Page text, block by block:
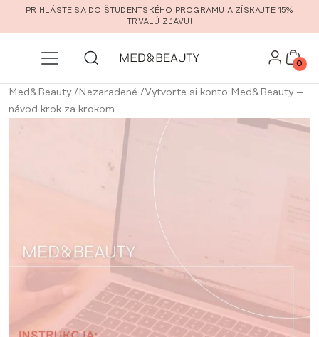
Prejsť na hlavný obsah
PRIHLÁSTE SA DO ŠTUDENTSKÉHO PROGRAMU A ZÍSKAJTE 15%
TRVALÚ ZĽAVU!
0
Med&Beauty/ Nezaradené /Vytvorte si konto Med&Beauty –
návod krok za krokom